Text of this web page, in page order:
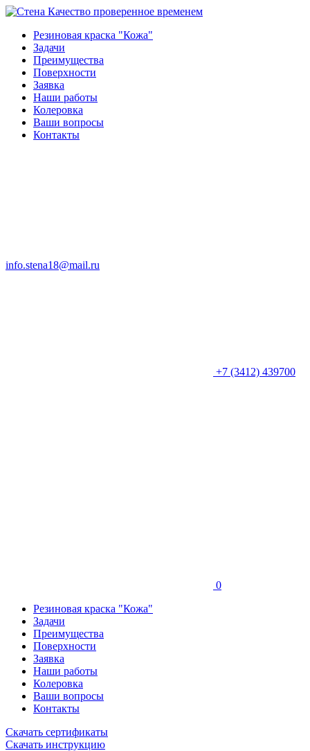
Качество проверенное временем
Резиновая краска "Кожа"
Задачи
Преимущества
Поверхности
Заявка
Наши работы
Колеровка
Ваши вопросы
Контакты
info.stena18@mail.ru
+7 (3412) 439700
0
Резиновая краска "Кожа"
Задачи
Преимущества
Поверхности
Заявка
Наши работы
Колеровка
Ваши вопросы
Контакты
Скачать сертификаты
Скачать инструкцию